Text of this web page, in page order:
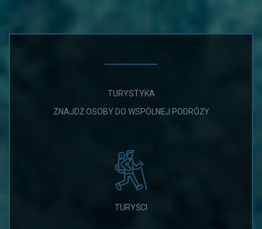
TURYSTYKA
ZNAJDŹ OSOBY DO WSPÓLNEJ PODRÓŻY
TURYŚCI